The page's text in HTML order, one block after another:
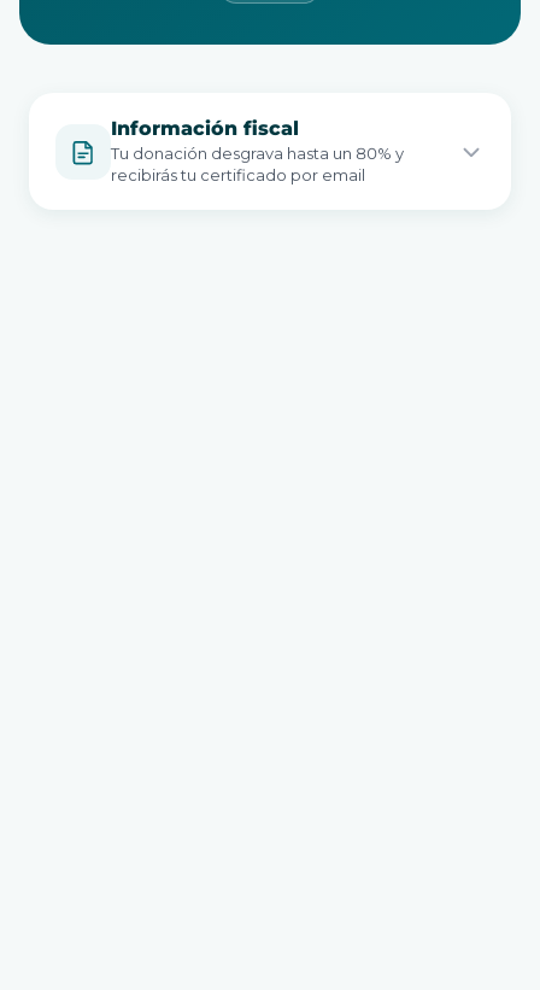
Información fiscal
Tu donación desgrava hasta un 80% y
recibirás tu certificado por email